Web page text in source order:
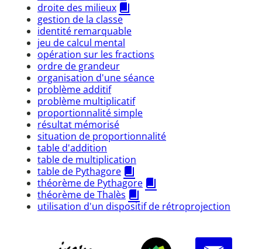
droite des milieux
gestion de la classe
identité remarquable
jeu de calcul mental
opération sur les fractions
ordre de grandeur
organisation d'une séance
problème additif
problème multiplicatif
proportionnalité simple
résultat mémorisé
situation de proportionnalité
table d'addition
table de multiplication
table de Pythagore
théorème de Pythagore
théorème de Thalès
utilisation d'un dispositif de rétroprojection